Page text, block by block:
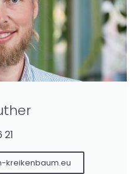
kreikenbaum.eu